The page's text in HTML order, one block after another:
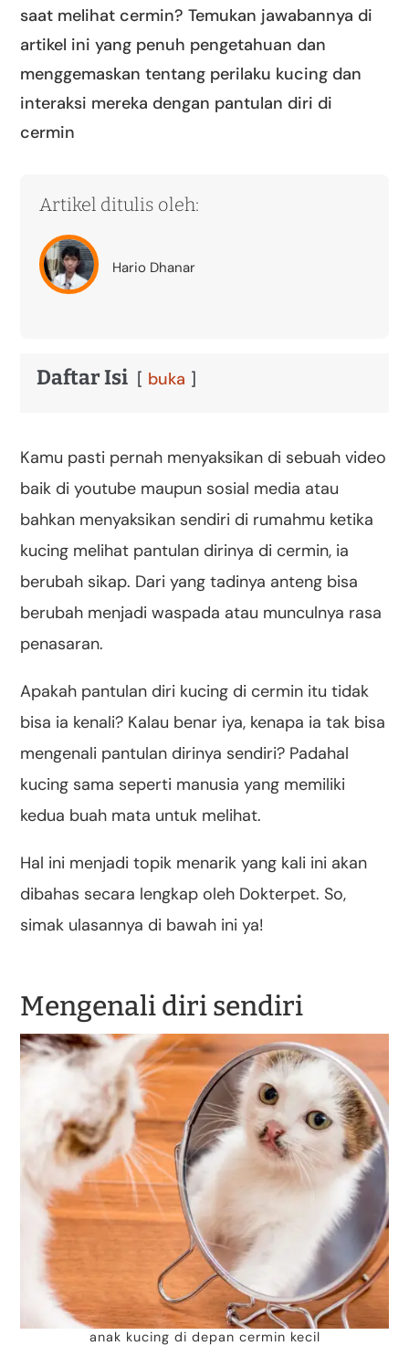
saat melihat cermin? Temukan jawabannya di
artikel ini yang penuh pengetahuan dan
menggemaskan tentang perilaku kucing dan
interaksi mereka dengan pantulan diri di
cermin
Artikel ditulis oleh:
Hario Dhanar
Daftar Isi buka
Kamu pasti pernah menyaksikan di sebuah video
baik di youtube maupun sosial media atau
bahkan menyaksikan sendiri di rumahmu ketika
kucing melihat pantulan dirinya di cermin, ia
berubah sikap. Dari yang tadinya anteng bisa
berubah menjadi waspada atau munculnya rasa
penasaran.
Apakah pantulan diri kucing di cermin itu tidak
bisa ia kenali? Kalau benar iya, kenapa ia tak bisa
mengenali pantulan dirinya sendiri? Padahal
kucing sama seperti manusia yang memiliki
kedua buah mata untuk melihat.
Hal ini menjadi topik menarik yang kali ini akan
dibahas secara lengkap oleh Dokterpet. So,
simak ulasannya di bawah ini ya!
Mengenali diri sendiri
anak kucing di depan cermin kecil